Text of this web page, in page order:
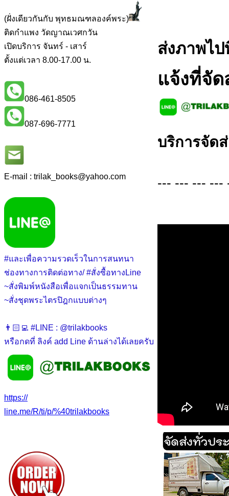
(ฝั่งเดียวกันกับ พุทธมณฑลองค์พระ)
ติดกำแพง วัดญาณเวศกวัน
เปิดบริการ จันทร์ - เสาร์
ตั้งแต่เวลา 8.00-17.00 น.
086-461-8505
087-696-7771
E-mail : trilak_books@yahoo.com
#และเพื่อความรวดเร็วในการสนทนา
ช่องทางการติดต่อทาง/ #สั่งซื้อทางLine
~สั่งพิมพ์หนังสือเพื่อแจกเป็นธรรมทาน
~สั่งชุดพระไตรปิฎกแบบต่างๆ
👨🏻‍💻 #LINE : @trilakbooks
หรือกดที่ ลิงค์ add Line ด้านล่างได้เลยครับ
https://
line.me/R/ti/p/%40trilakbooks
ส่งภาพไ
แจ้งที่จั
บริการจัด
--- --- --- ---